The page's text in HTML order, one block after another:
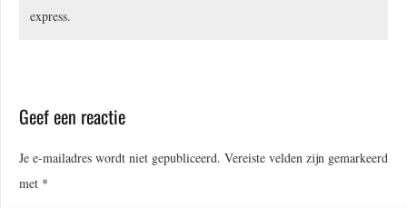
express.
Geef een reactie
Je e-mailadres wordt niet gepubliceerd. Vereiste velden zijn gemarkeerd
met *